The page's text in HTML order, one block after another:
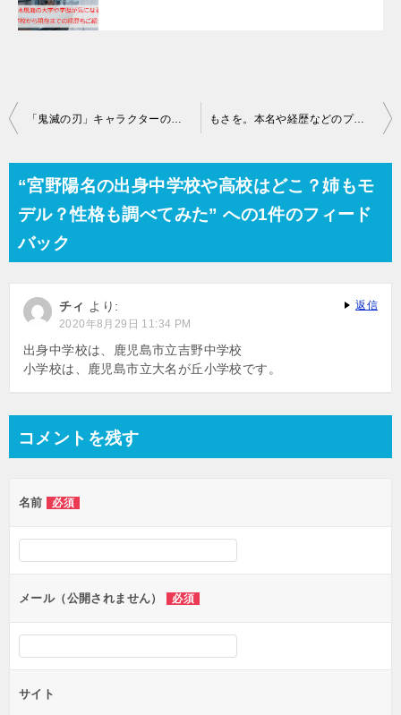
投
ー
ョ
ン
「鬼滅の刃」キャラクターの漢字の名前の読み方！ふりがなを付けないと読めない？フルネームで紹介します！ もさを。本名や経歴などのプロフィール記事まとめ！名前の由来や顔写真の情報も！
“宮野陽名の出身中学校や高校はどこ？姉もモ
デル？性格も調べてみた” への1件のフィード
バック
チィ より:
2020年8月29日 11:34 PM
出身中学校は、鹿児島市立吉野中学校
小学校は、鹿児島市立大名が丘小学校です。
返信
コメントを残す
名前 必須
メール（公開されません） 必須
サイト